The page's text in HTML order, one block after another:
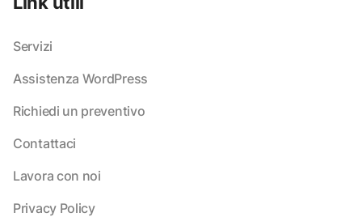
Servizi
Assistenza WordPress
Richiedi un preventivo
Contattaci
Lavora con noi
Privacy Policy